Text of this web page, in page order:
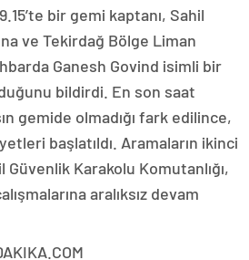
bir gemi kaptanı, Sahil
ve Tekirdağ Bölge Liman
ihbarda Ganesh Govind isimli bir
bildirdi. En son saat
gemide olmadığı fark edilince,
başlatıldı. Aramaların ikinci
Karakolu Komutanlığı,
aralıksız devam